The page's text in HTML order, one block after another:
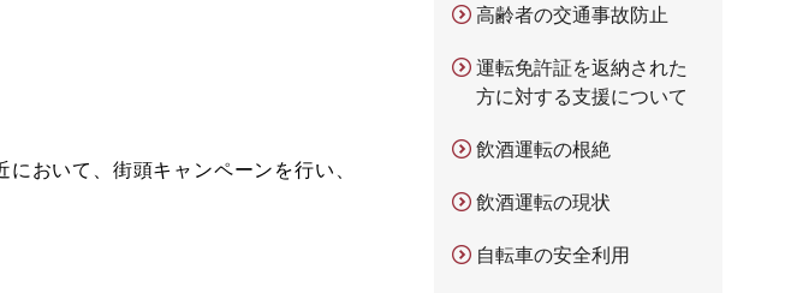
おいて、街頭キャンペーンを行い、
高齢者の交通事故防止
運転免許証を返納された
方に対する支援について
飲酒運転の根絶
飲酒運転の現状
自転車の安全利用